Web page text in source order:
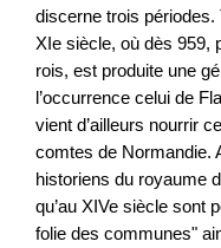
discerne trois périodes.
XIe siècle, où dès 959,
rois, est produite une
l’occurrence celui de
vient d’ailleurs nourrir
comtes de Normandie.
historiens du royaume
qu’au XIVe siècle sont
folie des communes"